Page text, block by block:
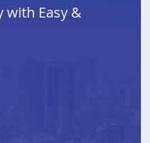
with Easy &